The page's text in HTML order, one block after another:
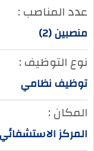
عدد المناصب :
منصبين (2)
نوع التوظيف :
توظيف نظامي
المكان :
المركز